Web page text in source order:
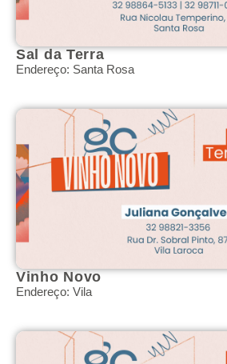
Sal da Terra
Endereço: Santa Rosa
Vinho Novo
Endereço: Vila